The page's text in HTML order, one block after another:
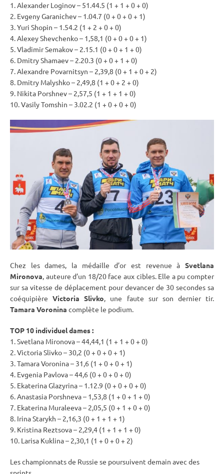
1. Alexander Loginov – 51.44.5 (1 + 1 + 0 + 0)
2. Evgeny Garanichev – 1.04.7 (0 + 0 + 0 + 1)
3. Yuri Shopin – 1.54.2 (1 + 2 + 0 + 0)
4. Alexey Shevchenko – 1,58,1 (0 + 0 + 0 + 1)
5. Vladimir Semakov – 2.15.1 (0 + 0 + 1 + 0)
6. Dmitry Shamaev – 2.20.3 (0 + 0 + 1 + 0)
7. Alexandre Povarnitsyn – 2,39,8 (0 + 1 + 0 + 2)
8. Dmitry Malyshko – 2,49,8 (1 + 0 + 2 + 0)
9. Nikita Porshnev – 2,57,5 (1 + 1 + 1 + 0)
10. Vasily Tomshin – 3.02.2 (1 + 0 + 0 + 0)
Chez les dames, la médaille d’or est revenue à Svetlana
Mironova, auteure d’un 18/20 face aux cibles. Elle a pu compter
sur sa vitesse de déplacement pour devancer de 30 secondes sa
coéquipièreVictoria Slivko, une faute sur son dernier tir.
Tamara Voronina complète le podium.
TOP 10 individueldames :
1. Svetlana Mironova – 44,44,1 (1 + 1 + 0 + 0)
2. Victoria Slivko – 30,2 (0 + 0 + 0 + 1)
3. Tamara Voronina – 31,6 (1 + 0 + 0 + 1)
4. Evgenia Pavlova – 44,6 (0 + 0 + 0 + 0)
5. Ekaterina Glazyrina – 1.12.9 (0 + 0 + 0 + 0)
6. Anastasia Porshneva – 1,53,8 (1 + 0 + 1 + 0)
7. Ekaterina Muraleeva – 2,05,5 (0 + 1 + 0 + 0)
8. Irina Starykh – 2,16,3 (0 + 1 + 1 + 1)
9. Kristina Reztsova – 2,29,4 (1 + 1 + 1 + 0)
10. Larisa Kuklina – 2,30,1 (1 + 0 + 0 + 2)
Les championnats de Russie se poursuivent demain avec des